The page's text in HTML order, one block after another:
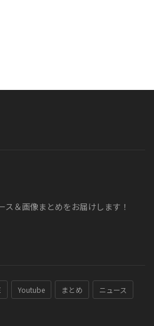
＆画像まとめをお届けします！
Youtube まとめ ニュース